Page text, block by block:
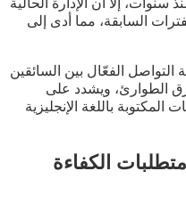
السابقة، مما أدى إلى
التواصل الفعّال بين السائقين
الطوارئ، ويشدد على
المكتوبة باللغة الإنجليزية
الكفاءة